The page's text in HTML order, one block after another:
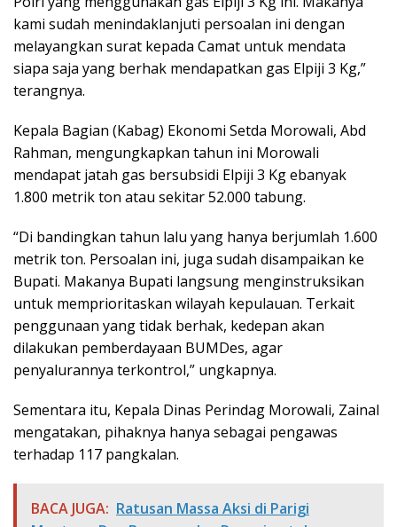
kami sudah menindaklanjuti persoalan ini dengan
melayangkan surat kepada Camat untuk mendata
siapa saja yang berhak mendapatkan gas Elpiji 3 Kg,”
terangnya.
Kepala Bagian (Kabag) Ekonomi Setda Morowali, Abd
Rahman, mengungkapkan tahun ini Morowali
mendapat jatah gas bersubsidi Elpiji 3 Kg ebanyak
1.800 metrik ton atau sekitar 52.000 tabung.
“Di bandingkan tahun lalu yang hanya berjumlah 1.600
metrik ton. Persoalan ini, juga sudah disampaikan ke
Bupati. Makanya Bupati langsung menginstruksikan
untuk memprioritaskan wilayah kepulauan. Terkait
penggunaan yang tidak berhak, kedepan akan
dilakukan pemberdayaan BUMDes, agar
penyalurannya terkontrol,” ungkapnya.
Sementara itu, Kepala Dinas Perindag Morowali, Zainal
mengatakan, pihaknya hanya sebagai pengawas
terhadap 117 pangkalan.
BACA JUGA: Ratusan Massa Aksi di Parigi